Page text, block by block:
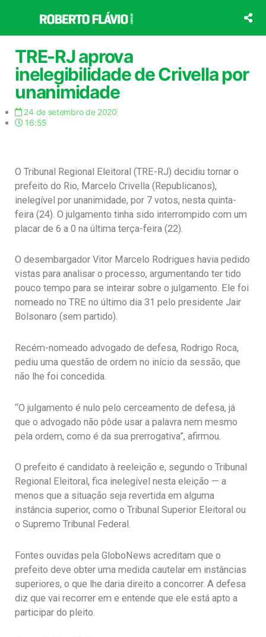
o
conteúdo
TRE-RJ aprova
inelegibilidade de Crivella por
unanimidade
24 de setembro de 2020
16:55
O Tribunal Regional Eleitoral (TRE-RJ) decidiu tornar o
prefeito do Rio, Marcelo Crivella (Republicanos),
inelegível por unanimidade, por 7 votos, nesta quinta-
feira (24). O julgamento tinha sido interrompido com um
placar de 6 a 0 na última terça-feira (22).
O desembargador Vitor Marcelo Rodrigues havia pedido
vistas para analisar o processo, argumentando ter tido
pouco tempo para se inteirar sobre o julgamento. Ele foi
nomeado no TRE no último dia 31 pelo presidente Jair
Bolsonaro (sem partido).
Recém-nomeado advogado de defesa, Rodrigo Roca,
pediu uma questão de ordem no início da sessão, que
não lhe foi concedida.
“O julgamento é nulo pelo cerceamento de defesa, já
que o advogado não pôde usar a palavra nem mesmo
pela ordem, como é da sua prerrogativa”, afirmou.
O prefeito é candidato à reeleição e, segundo o Tribunal
Regional Eleitoral, fica inelegível nesta eleição — a
menos que a situação seja revertida em alguma
instância superior, como o Tribunal Superior Eleitoral ou
o Supremo Tribunal Federal.
Fontes ouvidas pela GloboNews acreditam que o
prefeito deve obter uma medida cautelar em instâncias
superiores, o que lhe daria direito a concorrer. A defesa
diz que vai recorrer em e entende que ele está apto a
participar do pleito.